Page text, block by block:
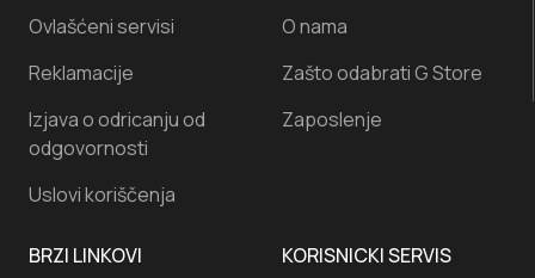
KORISNICKI SERVIS
Ovlašćeni servisi
Reklamacije
Izjava o odricanju od
odgovornosti
Uslovi koriščenja
O nama
Zašto odabrati G Store
Zaposlenje
BRZI LINKOVI